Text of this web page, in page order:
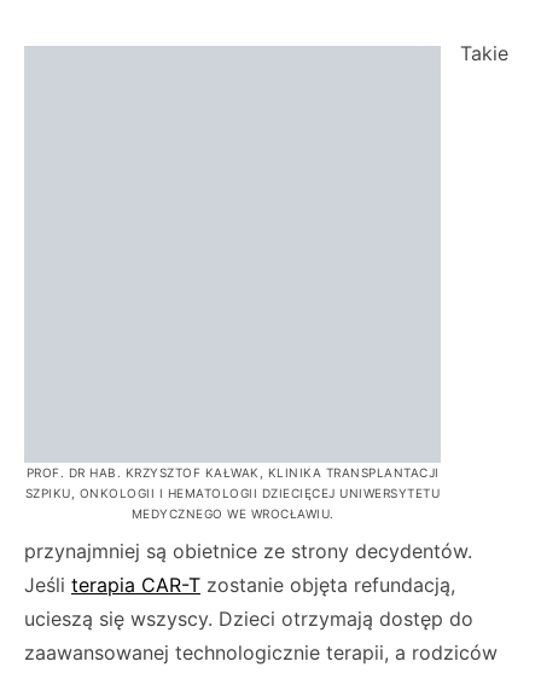
PROF. DR HAB. KRZYSZTOF KAŁWAK, KLINIKA TRANSPLANTACJI
SZPIKU, ONKOLOGII I HEMATOLOGII DZIECIĘCEJ UNIWERSYTETU
MEDYCZNEGO WE WROCŁAWIU.
Takie
przynajmniej są obietnice ze strony decydentów.
Jeśli terapia CAR-T zostanie objęta refundacją,
ucieszą się wszyscy. Dzieci otrzymają dostęp do
zaawansowanej technologicznie terapii, a rodziców